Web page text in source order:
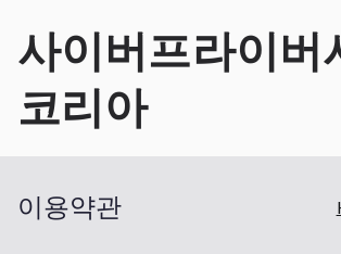
content
사이버프라이버
코리아
이용약관